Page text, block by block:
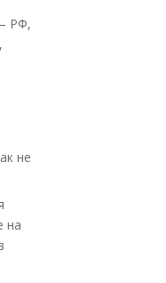
РФ,
не
на